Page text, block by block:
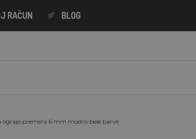
RAČUN BLOG
ograjo premera 6 mm modro-bele barve